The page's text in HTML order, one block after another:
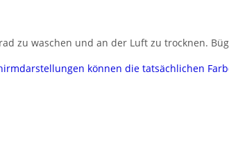
zu waschen und an der Luft zu trocknen.
können die tatsächlichen